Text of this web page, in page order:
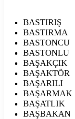
BASTIRIŞ
BASTIRMA
BASTONCU
BASTONLU
BAŞAKÇIK
BAŞAKTÖR
BAŞARILI
BAŞARMAK
BAŞATLIK
BAŞBAKAN